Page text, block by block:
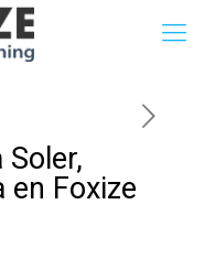
Soler,
en Foxize